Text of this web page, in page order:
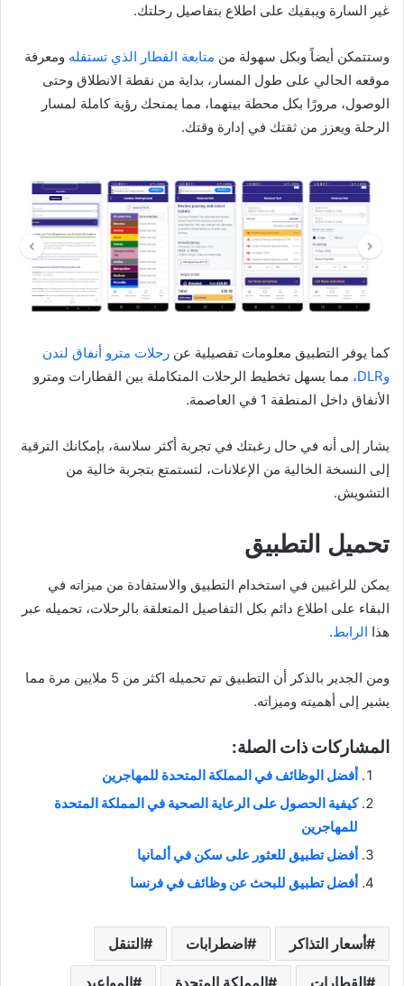
غير السارة ويبقيك على اطلاع بتفاصيل رحلتك.
وستتمكن أيضاً وبكل سهولة من متابعة القطار الذي تستقله ومعرفة
موقعه الحالي على طول المسار، بداية من نقطة الانطلاق وحتى
الوصول، مرورًا بكل محطة بينهما، مما يمنحك رؤية كاملة لمسار
الرحلة ويعزز من ثقتك في إدارة وقتك.
كما يوفر التطبيق معلومات تفصيلية عن رحلات مترو أنفاق لندن
وDLR،
مما يسهل تخطيط الرحلات المتكاملة بين القطارات ومترو
الأنفاق داخل المنطقة 1 في العاصمة.
يشار إلى أنه في حال رغبتك في تجربة أكثر سلاسة، بإمكانك الترقية
إلى النسخة الخالية من الإعلانات، لتستمتع بتجربة خالية من
التشويش.
تحميل التطبيق
يمكن للراغبين في استخدام التطبيق والاستفادة من ميزاته في
البقاء على اطلاع دائم بكل التفاصيل المتعلقة بالرحلات، تحميله عبر
هذا الرابط.
ومن الجدير بالذكر أن التطبيق تم تحميله اكثر من 5 ملايين مرة مما
يشير إلى أهميته وميزاته.
المشاركات ذات الصلة:
أفضل الوظائف في المملكة المتحدة للمهاجرين
كيفية الحصول على الرعاية الصحية في المملكة المتحدة
للمهاجرين
أفضل تطبيق للعثور على سكن في ألمانيا
أفضل تطبيق للبحث عن وظائف في فرنسا
أسعار التذاكر اضطرابات التنقل
القطارات المملكة المتحدة المواعيد